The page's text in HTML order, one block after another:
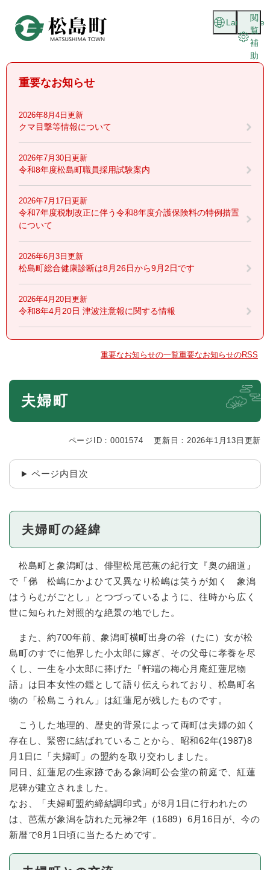
頭
閲
覧
補
助
Language
重要なお知らせ
2026年8月4日更新
クマ目撃等情報について
2026年7月30日更新
令和8年度松島町職員採用試験案内
2026年7月17日更新
令和7年度税制改正に伴う令和8年度介護保険料の特例措置
について
2026年6月3日更新
松島町総合健康診断は8月26日から9月2日です
2026年4月20日更新
令和8年4月20日 津波注意報に関する情報
重要なお知らせの一覧重要なお知らせのRSS
本
夫婦町
ページID：0001574 更新日：2026年1月13日更新
ページ内目次
夫婦町の経緯
松島町と象潟町は、俳聖松尾芭蕉の紀行文『奥の細道』
で「俤 松嶋にかよひて又異なり松嶋は笑うが如く 象潟
はうらむがごとし」とつづっているように、往時から広く
世に知られた対照的な絶景の地でした。
また、約700年前、象潟町横町出身の谷（たに）女が松
島町のすでに他界した小太郎に嫁ぎ、その父母に孝養を尽
くし、一生を小太郎に捧げた『軒端の梅心月庵紅蓮尼物
語』は日本女性の鑑として語り伝えられており、松島町名
物の「松島こうれん」は紅蓮尼が残したものです。
こうした地理的、歴史的背景によって両町は夫婦の如く
存在し、緊密に結ばれていることから、昭和62年(1987)8
月1日に「夫婦町」の盟約を取り交わしました。
同日、紅蓮尼の生家跡である象潟町公会堂の前庭で、紅蓮
尼碑が建立されました。
なお、「夫婦町盟約締結調印式」が8月1日に行われたの
は、芭蕉が象潟を訪れた元禄2年（1689）6月16日が、今の
新暦で8月1日頃に当たるためです。